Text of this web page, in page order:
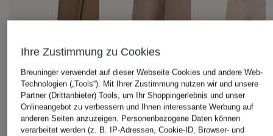
Ihre Zustimmung zu Cookies
Breuninger verwendet auf dieser Webseite Cookies und andere Web-
Technologien („Tools“). Mit Ihrer Zustimmung nutzen wir und unsere
Partner (Drittanbieter) Tools, um Ihr Shoppingerlebnis und unser
Onlineangebot zu verbessern und Ihnen interessante Werbung auf
anderen Seiten anzuzeigen. Personenbezogene Daten können
verarbeitet werden (z. B. IP-Adressen, Cookie-ID, Browser- und